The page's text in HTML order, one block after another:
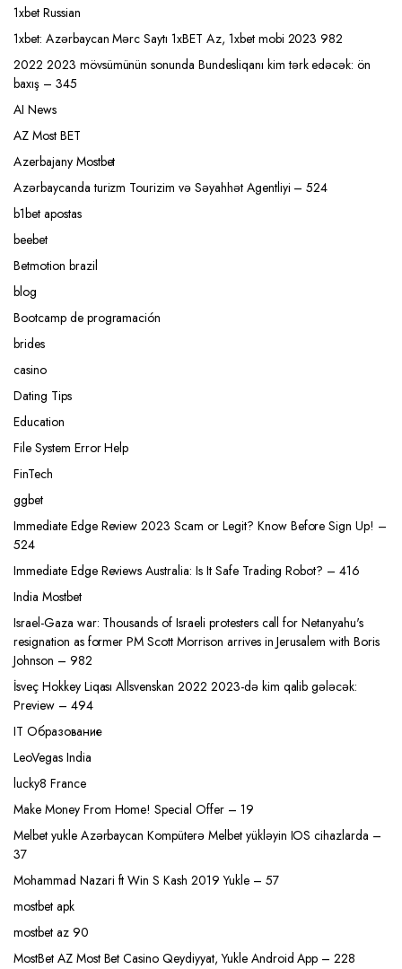
1xbet Russian
1xbet: Azərbaycan Mərc Saytı 1xBET Az, 1xbet mobi 2023 982
2022 2023 mövsümünün sonunda Bundesliqanı kim tərk edəcək: ön
baxış – 345
AI News
AZ Most BET
Azerbajany Mostbet
Azərbaycanda turizm Tourizim və Səyahhət Agentliyi – 524
b1bet apostas
beebet
Betmotion brazil
blog
Bootcamp de programación
brides
casino
Dating Tips
Education
File System Error Help
FinTech
ggbet
Immediate Edge Review 2023 Scam or Legit? Know Before Sign Up! –
524
Immediate Edge Reviews Australia: Is It Safe Trading Robot? – 416
India Mostbet
Israel-Gaza war: Thousands of Israeli protesters call for Netanyahu's
resignation as former PM Scott Morrison arrives in Jerusalem with Boris
Johnson – 982
İsveç Hokkey Liqası Allsvenskan 2022 2023-də kim qalib gələcək:
Preview – 494
IT Образование
LeoVegas India
lucky8 France
Make Money From Home! Special Offer – 19
Melbet yukle Azərbaycan Kompüterə Melbet yükləyin IOS cihazlarda –
37
Mohammad Nazari ft Win S Kash 2019 Yukle – 57
mostbet apk
mostbet az 90
MostBet AZ Most Bet Casino Qeydiyyat, Yukle Android App – 228